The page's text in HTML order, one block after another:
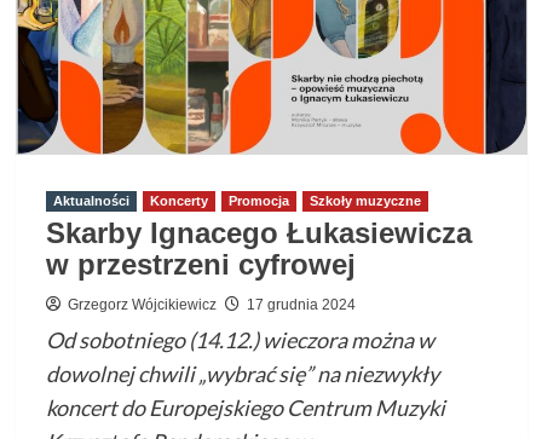
Szkoła
Muzyczna
Pro
Musica
w
Aktualności Koncerty Promocja Szkoły muzyczne
Skarby Ignacego Łukasiewicza
w przestrzeni cyfrowej
Grzegorz Wójcikiewicz 17 grudnia 2024
Od sobotniego (14.12.) wieczora można w
dowolnej chwili „wybrać się” na niezwykły
koncert do Europejskiego Centrum Muzyki